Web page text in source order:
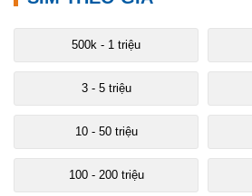
500k - 1 triệu
3 - 5 triệu
10 - 50 triệu
100 - 200 triệu